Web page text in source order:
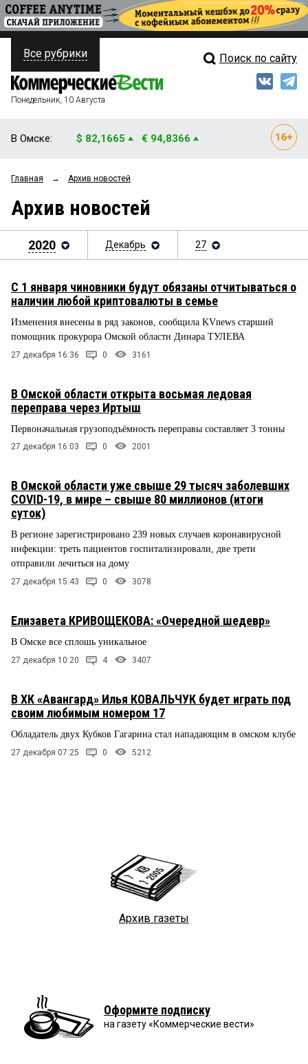
ПОЛИТИКА
ФИНАНСЫ
ОБЩЕСТВО
ЗАКОН
НОВОСТИ КОМПАНИЙ
СТИЛЬ ЖИЗНИ
Свежий выпуск
Блоги
Все рубрики Поиск по сайту
Понедельник, 10 Августа
В Омске: $ 82,1665 € 94,8366
Главная → Архив новостей
Архив новостей
2020 Декабрь 27
С 1 января чиновники будут обязаны отчитываться о
наличии любой криптовалюты в семье
Изменения внесены в ряд законов, сообщила KVnews старший
помощник прокурора Омской области Динара ТУЛЕВА
27 декабря 16:36 0 3161
В Омской области открыта восьмая ледовая
переправа через Иртыш
Первоначальная грузоподъёмность переправы составляет 3 тонны
27 декабря 16:03 0 2001
В Омской области уже свыше 29 тысяч заболевших
COVID-19, в мире – свыше 80 миллионов (итоги
суток)
В регионе зарегистрировано 239 новых случаев коронавирусной
инфекции: треть пациентов госпитализировали, две трети
отправили лечиться на дому
27 декабря 15:43 0 3078
Елизавета КРИВОЩЕКОВА: «Очередной шедевр»
В Омске все сплошь уникальное
27 декабря 10:20 4 3407
В ХК «Авангард» Илья КОВАЛЬЧУК будет играть под
своим любимым номером 17
Обладатель двух Кубков Гагарина стал нападающим в омском клубе
27 декабря 07:25 0 5212
Архив газеты
Оформите подписку
на газету «Коммерческие вести»